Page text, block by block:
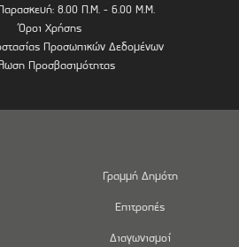
8.00 Π.Μ. - 6.00 Μ.Μ.
Όροι Χρήσης
Προσωπικών Δεδομένων
Προσβασιμότητας
Γραμμή Δημότη
Επιτροπές
Διαγωνισμοί